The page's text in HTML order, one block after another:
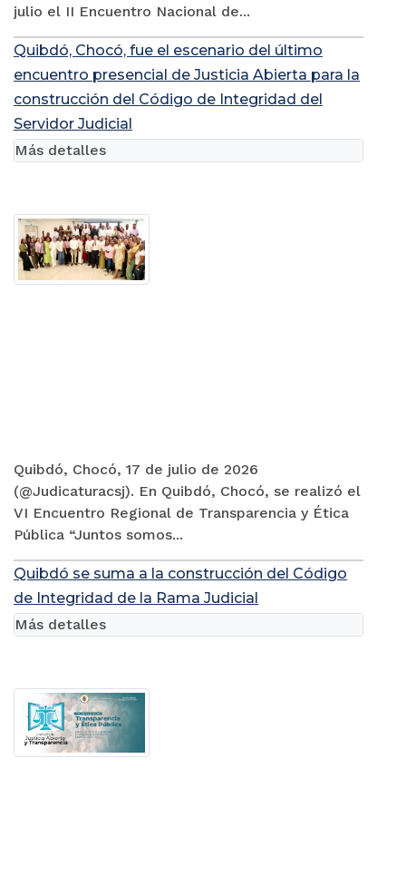
julio el II Encuentro Nacional de...
Quibdó, Chocó, fue el escenario del último
encuentro presencial de Justicia Abierta para la
construcción del Código de Integridad del
Servidor Judicial
Quibdó, Chocó, 17 de julio de 2026
(@Judicaturacsj). En Quibdó, Chocó, se realizó el
VI Encuentro Regional de Transparencia y Ética
Pública “Juntos somos...
Más detalles
Quibdó se suma a la construcción del Código
de Integridad de la Rama Judicial
Más detalles